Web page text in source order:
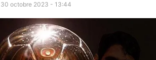
30 octobre 2023 - 13:44